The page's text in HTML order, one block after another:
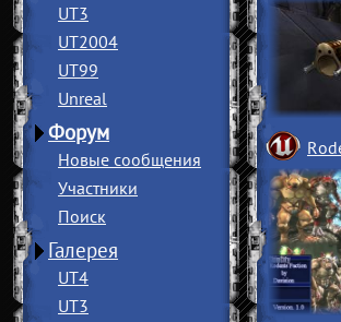
UT3
UT2004
UT99
Unreal
Форум
Новые сообщения
Участники
Поиск
Галерея
UT4
UT3